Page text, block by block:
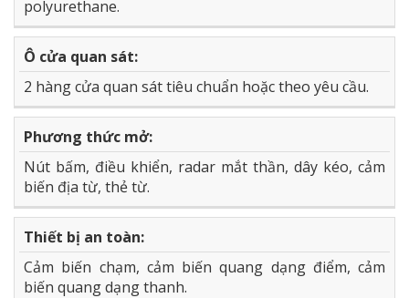
polyurethane.
Ô cửa quan sát:
2 hàng cửa quan sát tiêu chuẩn hoặc theo yêu cầu.
Phương thức mở:
Nút bấm, điều khiển, radar mắt thần, dây kéo, cảm
biến địa từ, thẻ từ.
Thiết bị an toàn:
Cảm biến chạm, cảm biến quang dạng điểm, cảm
biến quang dạng thanh.